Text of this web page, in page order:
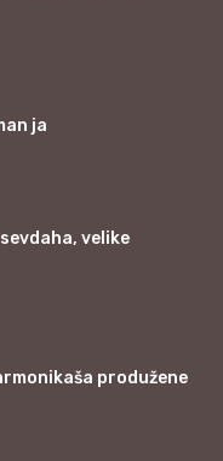
ja
velike
produžene